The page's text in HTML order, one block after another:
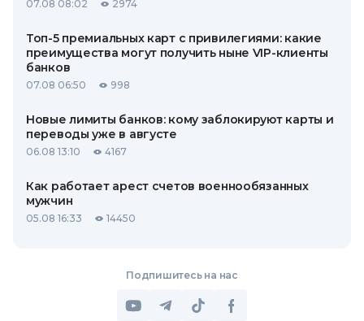
07.08 08:02 2974
Топ-5 премиальных карт с привилегиями: какие
преимущества могут получить ныне VIP-клиенты
банков
07.08 06:50 998
Новые лимиты банков: кому заблокируют карты и
переводы уже в августе
06.08 13:10 4167
Как работает арест счетов военнообязанных
мужчин
05.08 16:33 14450
Подпишитесь на нас